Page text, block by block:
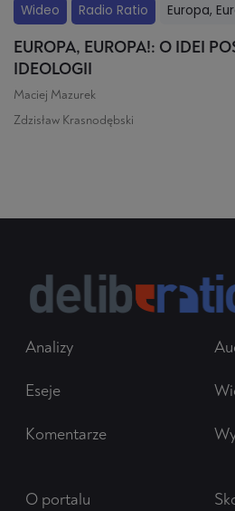
Wideo Radio Ratio Europa,
EUROPA, EUROPA!: O IDEI
IDEOLOGII
Maciej Mazurek
Zdzisław Krasnodębski
Analizy
Eseje
Komentarze
O portalu